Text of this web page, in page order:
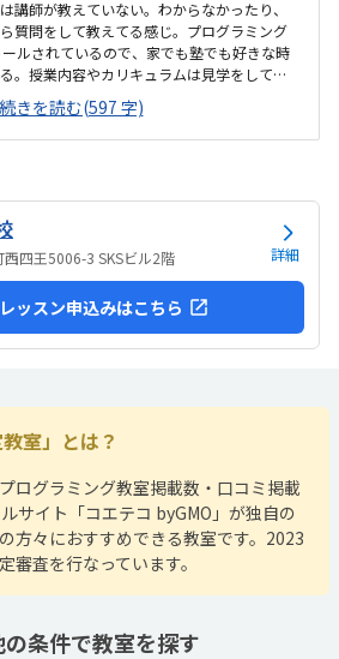
講師が教えていない。わからなかったり、
質問をして教えてる感じ。プログラミング
ルされているので、家でも塾でも好きな時
。授業内容やカリキュラムは見学をしてい
極的に講師が教えていないみたい。月1回は
のを発表すると聞いていたが、実施してな
すぐ来れる距離で、一本道だから迷うこと
輪スペースはあるので子供一人でも近い人
の方まで覗いたことはないので詳しくはわ
の内装は奇麗だと思います。気軽に入りや
れぞれになってしまい...
続きを読む(597 字)
四王5006-3 SKSビル2階 詳細
ッスン申込みはこちら
室」とは？
ログラミング教室掲載数・口コミ掲載
サイト「コエテコ byGMO」が独自の
方々におすすめできる教室です。2023
審査を行なっています。
条件で教室を探す